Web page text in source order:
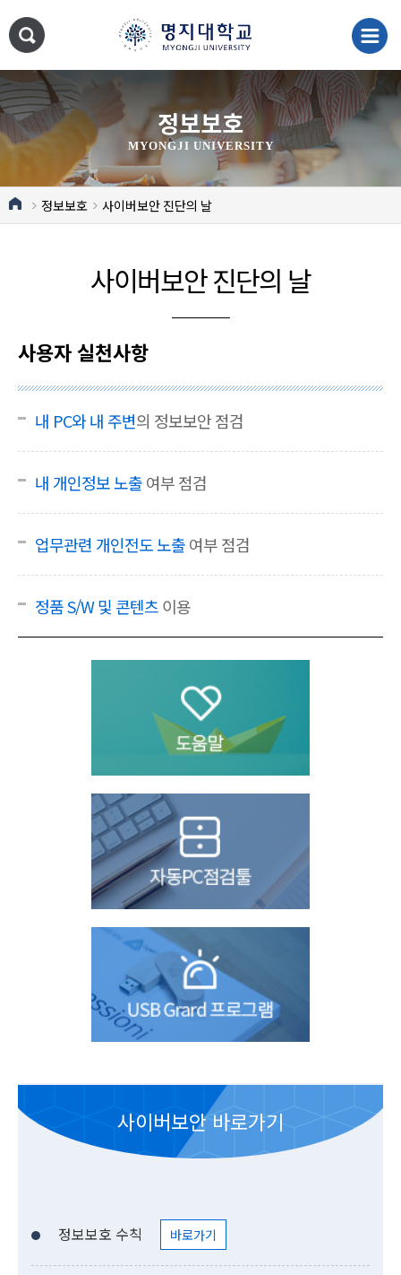
정보보호
MYONGJI UNIVERSITY
정보보호 사이버보안 진단의 날
사이버보안 진단의 날
사용자 실천사항
내 PC와 내 주변의 정보보안 점검
내 개인정보 노출여부 점검
업무관련 개인전도 노출여부 점검
정품 S/W 및 콘텐츠이용
사이버보안 바로가기
정보보호 수칙 바로가기